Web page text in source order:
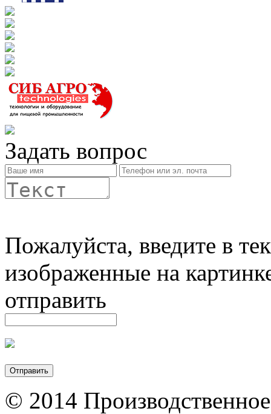
Задать вопрос
Пожалуйста, введите в
изображенные на
отправить
© 2014